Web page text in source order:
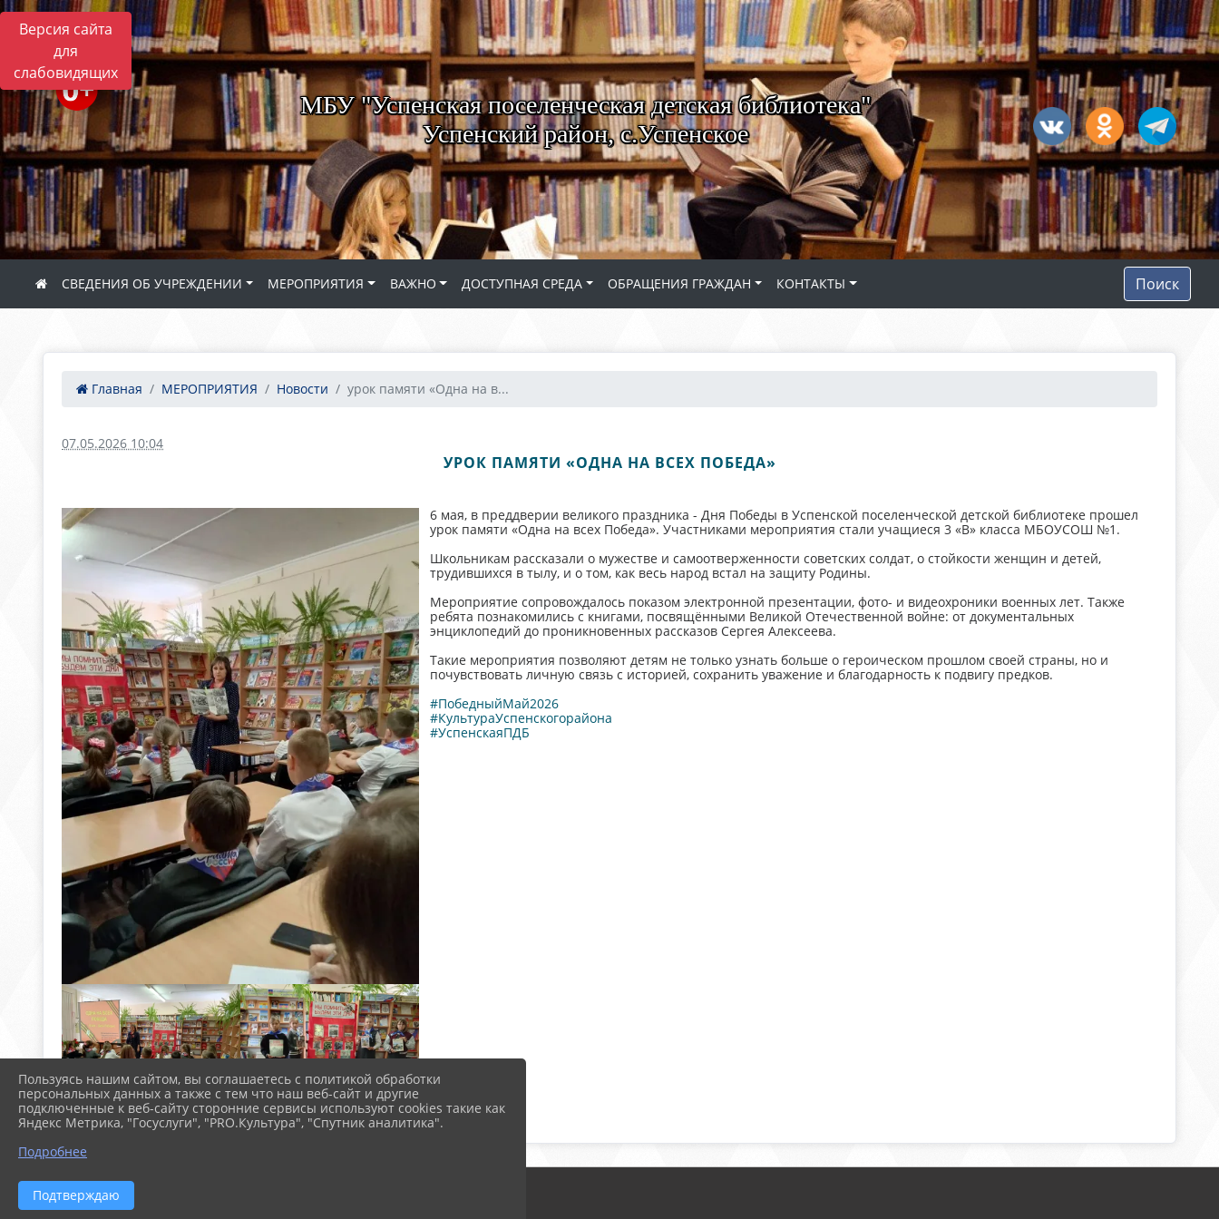
Версия сайта
для
слабовидящих
МБУ "Успенская поселенческая детская библиотека"
Успенский район, с.Успенское
СВЕДЕНИЯ ОБ УЧРЕЖДЕНИИ МЕРОПРИЯТИЯ ВАЖНО ДОСТУПНАЯ СРЕДА ОБРАЩЕНИЯ ГРАЖДАН КОНТАКТЫ Поиск
Главная МЕРОПРИЯТИЯ Новости урок памяти «Одна на в...
07.05.2026 10:04
УРОК ПАМЯТИ «ОДНА НА ВСЕХ ПОБЕДА»
6 мая, в преддверии великого праздника - Дня Победы в Успенской поселенческой детской библиотеке прошел
урок памяти «Одна на всех Победа». Участниками мероприятия стали учащиеся 3 «В» класса МБОУСОШ №1.
Школьникам рассказали о мужестве и самоотверженности советских солдат, о стойкости женщин и детей,
трудившихся в тылу, и о том, как весь народ встал на защиту Родины.
Мероприятие сопровождалось показом электронной презентации, фото- и видеохроники военных лет. Также
ребята познакомились с книгами, посвящёнными Великой Отечественной войне: от документальных
энциклопедий до проникновенных рассказов Сергея Алексеева.
Такие мероприятия позволяют детям не только узнать больше о героическом прошлом своей страны, но и
почувствовать личную связь с историей, сохранить уважение и благодарность к подвигу предков.
#ПобедныйМай2026
#КультураУспенскогорайона
#УспенскаяПДБ
Пользуясь нашим сайтом, вы соглашаетесь с политикой обработки
персональных данных а также с тем что наш веб-сайт и другие
подключенные к веб-сайту сторонние сервисы используют cookies такие как
Яндекс Метрика, "Госуслуги", "PRO.Культура", "Спутник аналитика".
Подробнее
Подтверждаю